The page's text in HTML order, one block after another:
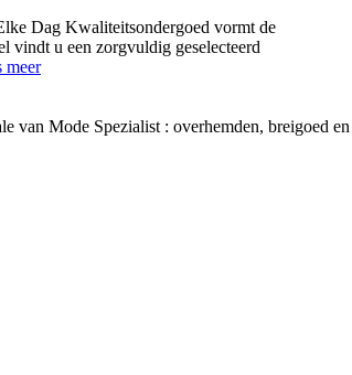
Dag Kwaliteitsondergoed vormt de
vindt u een zorgvuldig geselecteerd
meer
van Mode Spezialist : overhemden,